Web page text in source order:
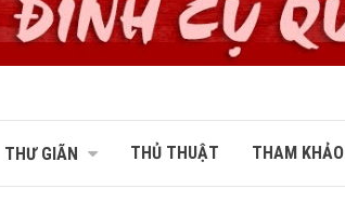
THƯ GIÃN THỦ THUẬT THAM KHẢO